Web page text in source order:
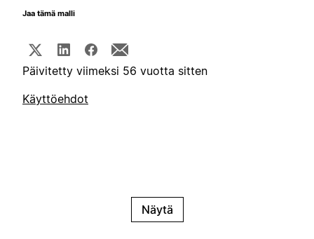
Jaa tämä malli
Päivitetty viimeksi 56 vuotta sitten
Käyttöehdot
Näytä